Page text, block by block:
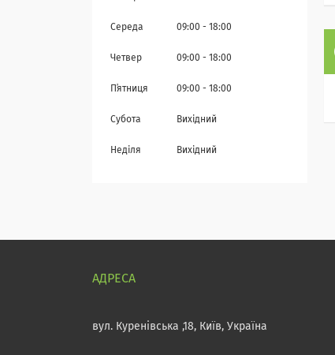
Середа 09:00 18:00
Четвер 09:00 18:00
Пʼятниця 09:00 18:00
Субота Вихідний
Неділя Вихідний
вул. Куренівська ,18, Київ, Україна